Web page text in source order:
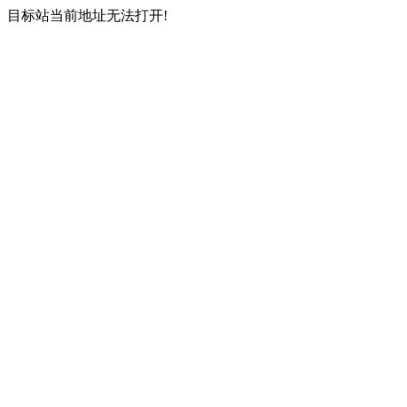
目标站当前地址无法打开!